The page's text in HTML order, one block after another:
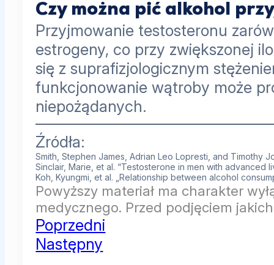
Czy można pić alkohol
Przyjmowanie testosteronu
estrogeny, co przy zwiększonej
się z suprafizjologicznym
funkcjonowanie wątroby może
niepożądanych.
Źródła:
Smith, Stephen James, Adrian Leo Lopresti, and Timothy
Sinclair, Marie, et al. “Testosterone in men with advanced
Koh, Kyungmi, et al. „Relationship between alcohol
Powyższy materiał ma charakter
medycznego. Przed podjęciem
Poprzedni
Następny